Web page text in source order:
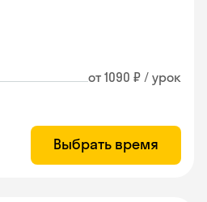
от 1090 ₽ / урок
Выбрать время